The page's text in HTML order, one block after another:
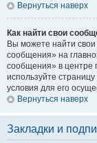
Вернуться наверх
Как найти свои
Вы можете найти
сообщения» на
сообщения» в центре
используйте
условия для его
Вернуться наверх
Закладки и